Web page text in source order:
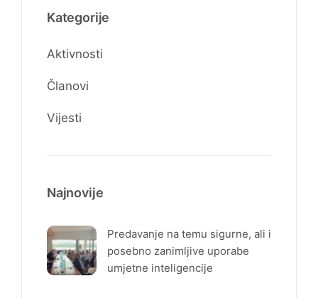
Kategorije
Aktivnosti
Članovi
Vijesti
Najnovije
Predavanje na temu sigurne, ali i
posebno zanimljive uporabe
umjetne inteligencije